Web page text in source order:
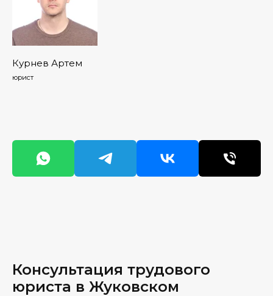
Курнев Артем
юрист
Консультация трудового
юриста в Жуковском